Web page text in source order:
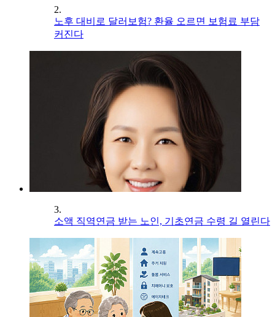
2.
노후 대비로 달러보험? 환율 오르면 보험료 부담
커진다
3.
소액 직역연금 받는 노인, 기초연금 수령 길 열린다